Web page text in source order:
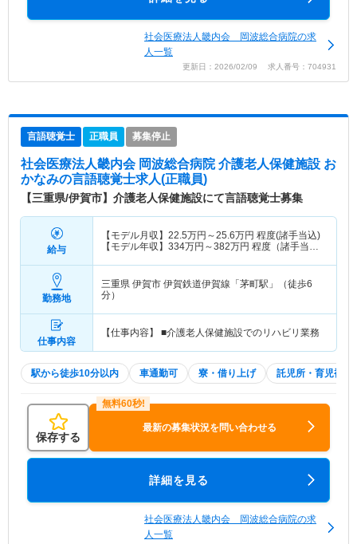
社会医療法人畿内会 岡波総合病院の求
人一覧
更新日：2026/02/09 求人番号：704931
言語聴覚士 正職員 募集停止
社会医療法人畿内会 岡波総合病院 介護老人保健施設 お
かなみの言語聴覚士求人(正職員)
【三重県/伊賀市】介護老人保健施設にて言語聴覚士募集
給与
【モデル月収】 22.5万円～25.6万円 程度(諸手当込)
【モデル年収】 334万円～382万円 程度（諸手当・
勤務地
三重県 伊賀市 伊賀鉄道伊賀線「茅町駅」（徒歩6
分）
仕事内容
【仕事内容】 ■介護老人保健施設でのリハビリ業務
駅から徒歩10分以内 車通勤可 寮・借り上げ 託児所・育児補助
保存する
最新の募集状況を問い合わせる
詳細を見る
社会医療法人畿内会 岡波総合病院の求
人一覧